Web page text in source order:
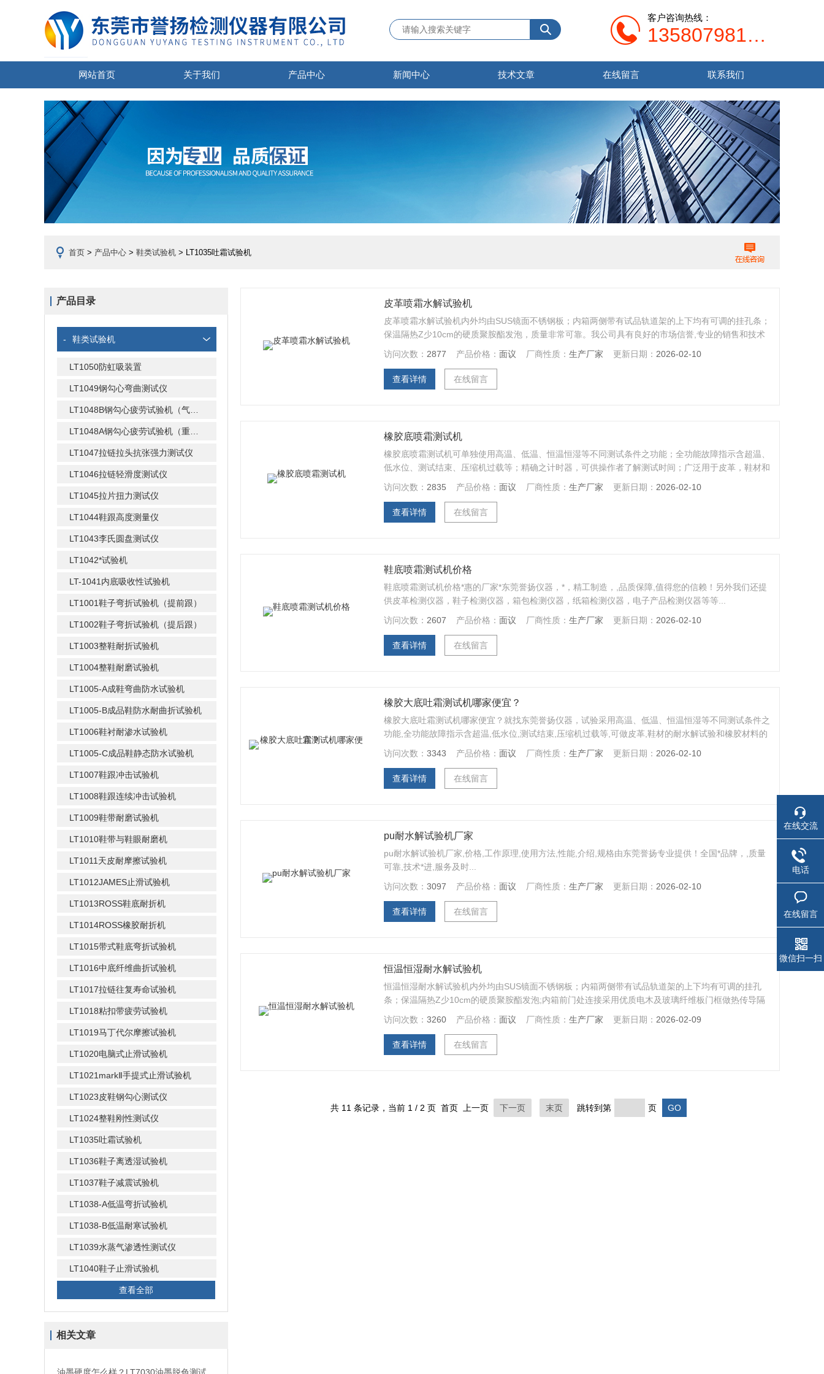
客户咨询热线：
13580798107
网站首页 关于我们 产品中心 新闻中心 技术文章 在线留言 联系我们
首页 > 产品中心 > 鞋类试验机 > LT1035吐霜试验机
产品目录
- 鞋类试验机
LT1050防虹吸装置
LT1049钢勾心弯曲测试仪
LT1047拉链拉头抗张强力测试仪
LT1046拉链轻滑度测试仪
LT1045拉片扭力测试仪
LT1044鞋跟高度测量仪
LT1043李氏圆盘测试仪
LT1042*试验机
LT-1041内底吸收性试验机
LT1001鞋子弯折试验机（提前跟）
LT1002鞋子弯折试验机（提后跟）
LT1003整鞋耐折试验机
LT1004整鞋耐磨试验机
LT1005-A成鞋弯曲防水试验机
LT1005-B成品鞋防水耐曲折试验机
LT1006鞋衬耐渗水试验机
LT1005-C成品鞋静态防水试验机
LT1007鞋跟冲击试验机
LT1008鞋跟连续冲击试验机
LT1009鞋带耐磨试验机
LT1010鞋带与鞋眼耐磨机
LT1011天皮耐摩擦试验机
LT1012JAMES止滑试验机
LT1013ROSS鞋底耐折机
LT1014ROSS橡胶耐折机
LT1015带式鞋底弯折试验机
LT1016中底纤维曲折试验机
LT1017拉链往复寿命试验机
LT1018粘扣带疲劳试验机
LT1019马丁代尔摩擦试验机
LT1020电脑式止滑试验机
LT1021markⅡ手提式止滑试验机
LT1023皮鞋钢勾心测试仪
LT1024整鞋刚性测试仪
LT1035吐霜试验机
LT1036鞋子离透湿试验机
LT1037鞋子减震试验机
LT1038-A低温弯折试验机
LT1038-B低温耐寒试验机
LT1039水蒸气渗透性测试仪
LT1040鞋子止滑试验机
查看全部
相关文章
皮革喷霜水解试验机
皮革喷霜水解试验机内外均由SUS镜面不锈钢板；内箱两侧带有试品轨道架的上下均有可调的挂孔条；
保温隔热Z少10cm的硬质聚胺酯发泡，质量非常可靠。我公司具有良好的市场信誉,专业的销售和技术
服务团队,凭着经营环境试验机系列多年经验...
访问次数： 2877 产品价格：面议 厂商性质：生产厂家 更新日期： 2026-02-10
查看详情 在线留言
橡胶底喷霜测试机
橡胶底喷霜测试机可单独使用高温、低温、恒温恒湿等不同测试条件之功能；全功能故障指示含超温、
低水位、测试结束、压缩机过载等；精确之计时器，可供操作者了解测试时间；广泛用于皮革，鞋材和
橡胶吐霜测试...
访问次数： 2835 产品价格：面议 厂商性质：生产厂家 更新日期： 2026-02-10
查看详情 在线留言
鞋底喷霜测试机价格
鞋底喷霜测试机价格*惠的厂家*东莞誉扬仪器，*，精工制造，,品质保障,值得您的信赖！另外我们还提
供皮革检测仪器，鞋子检测仪器，箱包检测仪器，纸箱检测仪器，电子产品检测仪器等等...
访问次数： 2607 产品价格：面议 厂商性质：生产厂家 更新日期： 2026-02-10
查看详情 在线留言
橡胶大底吐霜测试机哪家便宜？
橡胶大底吐霜测试机哪家便宜？就找东莞誉扬仪器，试验采用高温、低温、恒温恒湿等不同测试条件之
功能,全功能故障指示含超温,低水位,测试结束,压缩机过载等,可做皮革,鞋材的耐水解试验和橡胶材料的
吐霜试验。。。
访问次数：3343 产品价格：面议 厂商性质：生产厂家 更新日期： 2026-02-10
查看详情 在线留言
pu耐水解试验机厂家
pu耐水解试验机厂家,价格,工作原理,使用方法,性能,介绍,规格由东莞誉扬专业提供！全国*品牌，,质量
可靠,技术*进,服务及时...
访问次数：3097 产品价格：面议 厂商性质：生产厂家 更新日期： 2026-02-10
查看详情 在线留言
恒温恒湿耐水解试验机
恒温恒湿耐水解试验机内外均由SUS镜面不锈钢板；内箱两侧带有试品轨道架的上下均有可调的挂孔
条；保温隔热Z少10cm的硬质聚胺酯发泡;内箱前门处连接采用优质电木及玻璃纤维板门框做热传导隔
断，低温隔热性能优异；门上气密封条为双道宽耐温范围的硅胶发泡。
访问次数：3260 产品价格：面议 厂商性质：生产厂家 更新日期： 2026-02-09
查看详情 在线留言
共 11 条记录，当前 1 / 2 页 首页 上一页 下一页 末页 跳转到第 页
在线交流
电话
在线留言
微信扫一扫